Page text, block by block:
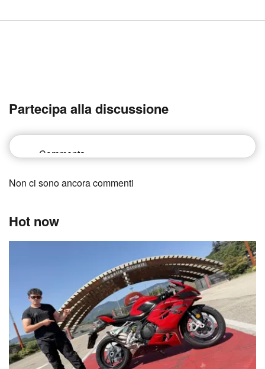
Partecipa alla discussione
Non ci sono ancora commenti
Hot now